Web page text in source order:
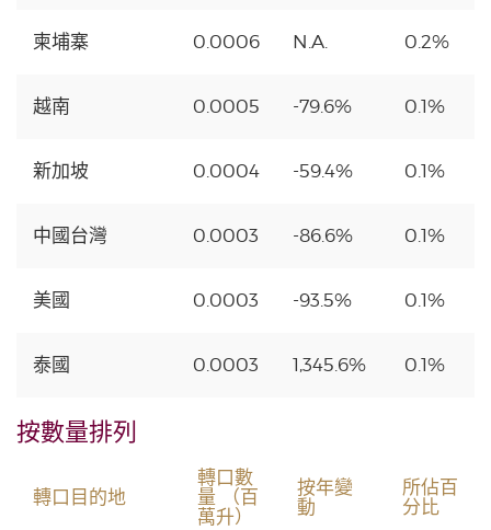
柬埔寨 0.0006 N.A. 0.2%
越南 0.0005 -79.6% 0.1%
新加坡 0.0004 -59.4% 0.1%
中國台灣 0.0003 -86.6% 0.1%
美國 0.0003 -93.5% 0.1%
泰國 0.0003 1,345.6% 0.1%
按數量排列
轉口目的地
轉口數
量 （百
萬升）
按年變
動
所佔百
分比